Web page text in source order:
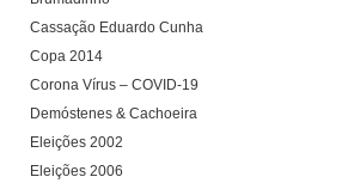
Cassação Eduardo Cunha
Copa 2014
Corona Vírus – COVID-19
Demóstenes & Cachoeira
Eleições 2002
Eleições 2006